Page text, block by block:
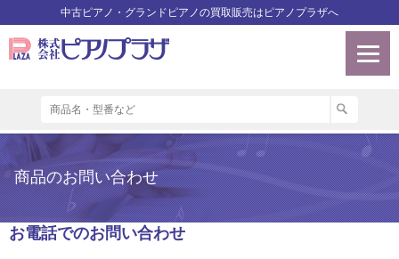
中古ピアノ・グランドピアノの買取販売はピアノプラザへ
商品のお問い合わせ
お電話でのお問い合わせ